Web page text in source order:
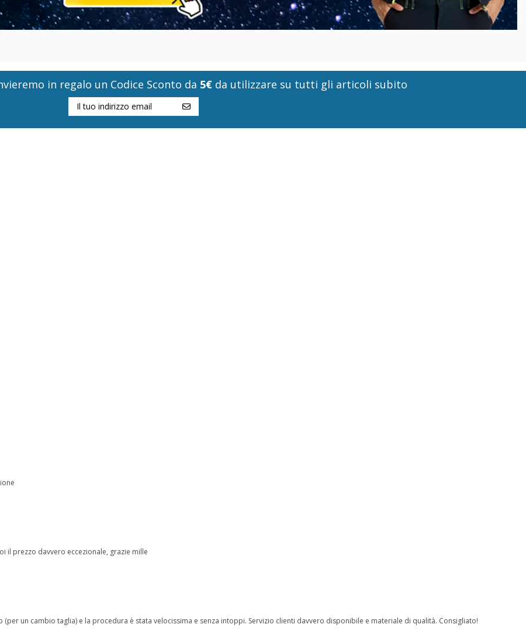
in regalo un Codice Sconto da 5€da utilizzare su tutti gli articoli subito
il prezzo davvero eccezionale, grazie mille
un cambio taglia) e la procedura è stata velocissima e senza intoppi. Servizio clienti davvero disponibile e materiale di qualità. Consigliato!